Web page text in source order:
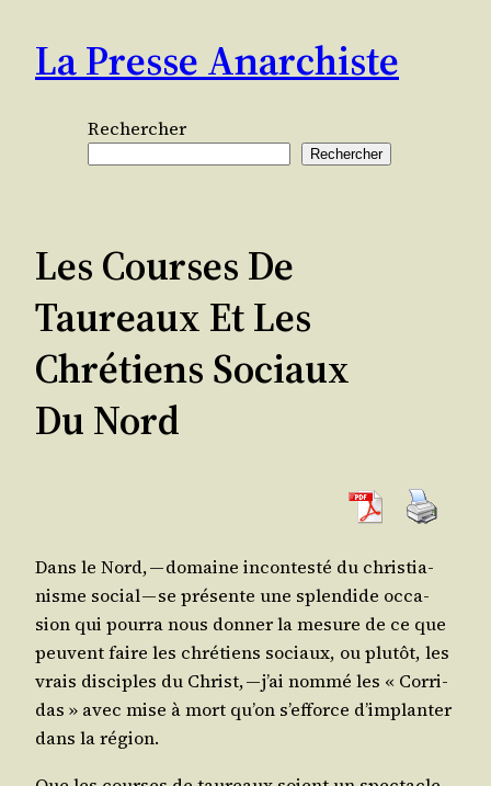
contenu
La Presse Anarchiste
Rechercher
Rechercher
Les Courses De
Taureaux Et Les
Chrétiens Sociaux
Du Nord
Dans le Nord, — domaine incon­tes­té du chris­tia­
nisme social — se pré­sente une splen­dide occa­
sion qui pour­ra nous don­ner la mesure de ce que
peuvent faire les chré­tiens sociaux, ou plu­tôt, les
vrais dis­ciples du Christ, — j’ai nom­mé les « Cor­ri­
das » avec mise à mort qu’on s’ef­force d’im­plan­ter
dans la région.